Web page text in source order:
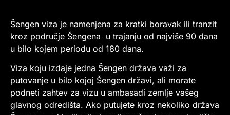
Šengen viza je namenjena za kratki boravak ili tranzit
kroz područje Šengena u trajanju od najviše 90 dana
u bilo kojem periodu od 180 dana.
Viza koju izdaje jedna Šengen država važi za
putovanje u bilo kojoj Šengen državi, ali morate
podneti zahtev za vizu u ambasadi zemlje vašeg
glavnog odredišta. Ako putujete kroz nekoliko država